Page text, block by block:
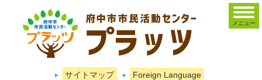
サイトマップ Foreign Language
メニュー